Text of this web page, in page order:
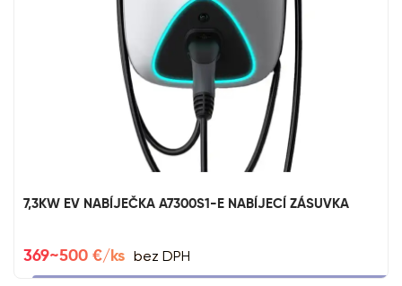
7,3KW EV NABÍJEČKA A7300S1-E NABÍJECÍ ZÁSUVKA
369~500 €/ks bez DPH